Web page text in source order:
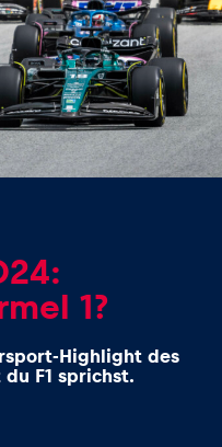
Alle anzeigen
Alle anzeigen
1?
Highlight des
F1 sprichst.